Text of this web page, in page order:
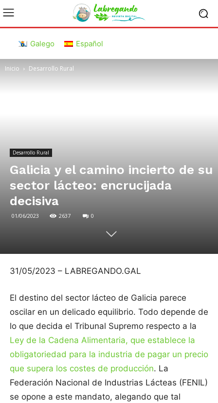
Galego Español
Inicio Desarrollo Rural
Desarrollo Rural
Galicia y el camino incierto de su
sector lácteo: encrucijada
decisiva
01/06/2023 2637 0
31/05/2023 – LABREGANDO.GAL
El destino del sector lácteo de Galicia parece
oscilar en un delicado equilibrio. Todo depende de
lo que decida el Tribunal Supremo respecto a la
Ley de la Cadena Alimentaria, que establece la
obligatoriedad para la industria de pagar un precio
que supera los costes de producción. La
Federación Nacional de Industrias Lácteas (FENIL)
se opone a este mandato, alegando que tal